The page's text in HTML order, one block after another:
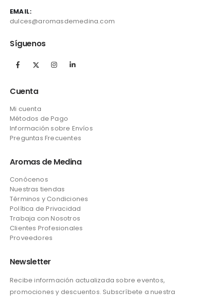
EMAIL:
dulces@aromasdemedina.com
Síguenos
Cuenta
Mi cuenta
Métodos de Pago
Información sobre Envíos
Preguntas Frecuentes
Aromas de Medina
Conócenos
Nuestras tiendas
Términos y Condiciones
Política de Privacidad
Trabaja con Nosotros
Clientes Profesionales
Proveedores
Newsletter
Recibe información actualizada sobre eventos,
promociones y descuentos. Subscríbete a nuestra